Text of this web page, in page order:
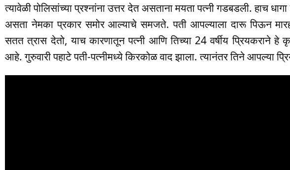
त्यावेळी पोलिसांच्या प्रश्नांना उत्तर देत असताना मयता पत्नी गडबडली. हाच
असता नेमका प्रकार समोर आल्याचे समजते. पती आपल्याला दारू पिऊन
सतत त्रास देतो, याच कारणातून पत्नी आणि तिच्या 24 वर्षीय
आहे. गुरुवारी पहाटे पती-पत्नीमध्ये किरकोळ वाद झाला. त्यानंतर तिने आपल्या